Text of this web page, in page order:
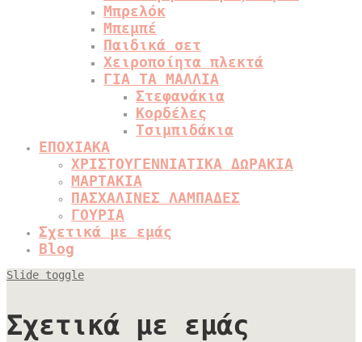
Μπρελόκ
Μπεμπέ
Παιδικά σετ
Χειροποίητα πλεκτά
ΓΙΑ ΤΑ ΜΑΛΛΙΑ
Στεφανάκια
Κορδέλες
Τσιμπιδάκια
ΕΠΟΧΙΑΚΑ
ΧΡΙΣΤΟΥΓΕΝΝΙΑΤΙΚΑ ΔΩΡΑΚΙΑ
ΜΑΡΤΑΚΙΑ
ΠΑΣΧΑΛΙΝΕΣ ΛΑΜΠΑΔΕΣ
ΓΟΥΡΙΑ
Σχετικά με εμάς
Blog
Slide toggle
Σχετικά με εμάς